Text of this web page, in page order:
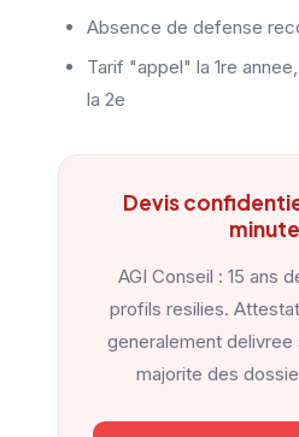
Absence de defense
Tarif "appel" la 1re
la 2e
Devis
AGI Conseil : 15 ans
profils resilies.
generalement delivree
majorite des